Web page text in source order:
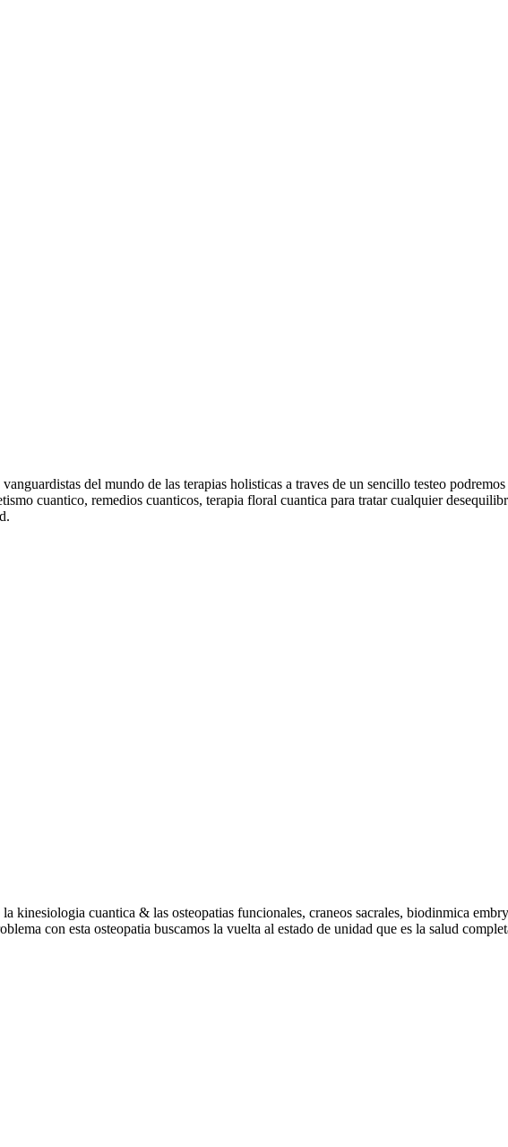
del mundo de las terapias holisticas a traves de un sencillo testeo
cuantico, remedios cuanticos, terapia floral cuantica para tratar cualquier
kinesiologia cuantica & las osteopatias funcionales, craneos sacrales, biodinmica
con esta osteopatia buscamos la vuelta al estado de unidad que es la salud